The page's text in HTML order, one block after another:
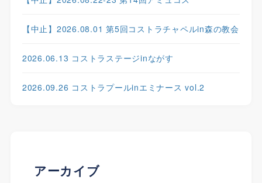
【中止】2026.08.01 第5回コストラチャペルin森の教会
2026.06.13 コストラステージinながす
2026.09.26 コストラプールinエミナース vol.2
アーカイブ